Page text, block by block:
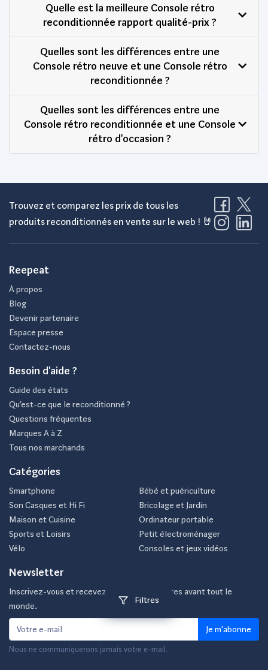
Filtres
Quelle est la meilleure Console rétro
reconditionnée rapport qualité-prix ?
Quelles sont les différences entre une
Console rétro neuve et une Console rétro
reconditionnée ?
Quelles sont les différences entre une
Console rétro reconditionnée et une Console
rétro d'occasion ?
Trouvez et comparez les prix de tous les
produits reconditionnés en vente sur le web ! 🤘
Reepeat
À propos
Blog
Devenir partenaire
Espace presse
Contactez-nous
Besoin d'aide ?
Guide des états
Qu’est-ce que le reconditionné ?
Questions fréquentes
Marques A à Z
Tous nos marchands
Catégories
Smartphone
Son Casques et Hi Fi
Maison et Cuisine
Sports et Loisirs
Vélo
Bébé et puériculture
Bricolage et Jardin
Ordinateur portable
Petit électroménager
Consoles et jeux vidéos
Newsletter
Inscrivez-vous et recevez nos meilleurs offres avant tout le
monde.
Je m'abonne
Nous ne communiquerons jamais votre e-mail.